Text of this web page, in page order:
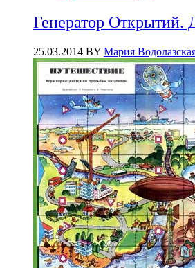
Генератор Открытий.
25.03.2014 BY Мария